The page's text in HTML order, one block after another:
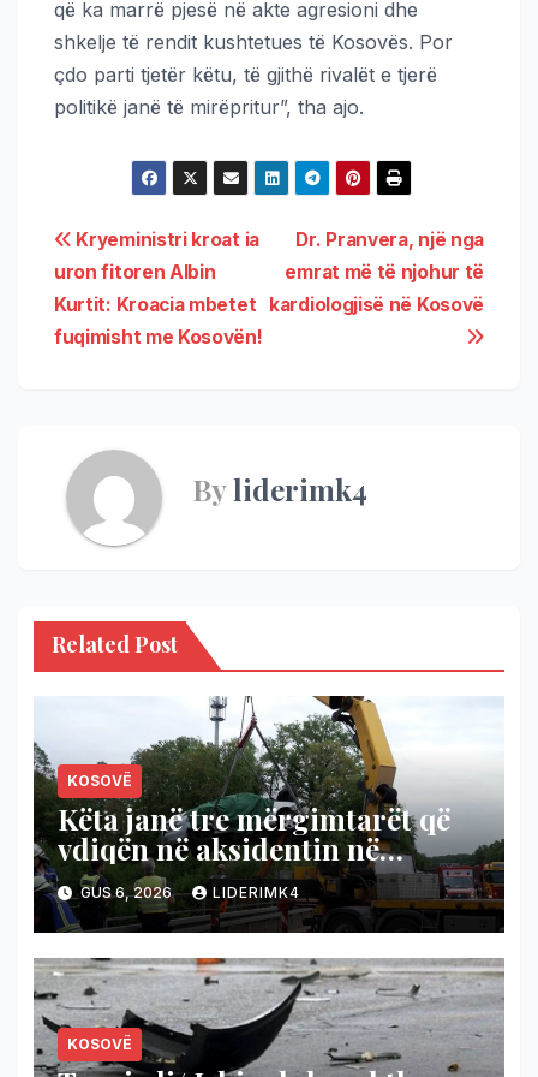
që ka marrë pjesë në akte agresioni dhe
shkelje të rendit kushtetues të Kosovës. Por
çdo parti tjetër këtu, të gjithë rivalët e tjerë
politikë janë të mirëpritur”, tha ajo.
Dr. Pranvera, një nga
emrat më të njohur të
kardiologjisë në Kosovë
Kryeministri kroat ia
uron fitoren Albin
Kurtit: Kroacia mbetet
fuqimisht me Kosovën!
Byliderimk4
Related Post
KOSOVË
Këta janë tre mërgimtarët që
vdiqën në aksidentin në
Gjermani, mes tyre djaloshi 16-
vjeçar
GUS 6, 2026 LIDERIMK4
KOSOVË